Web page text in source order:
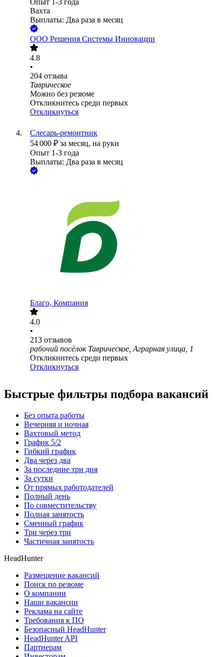
Опыт 1-3 года
Вахта
Выплаты: Два раза в месяц
ООО Решения Системы Инновации
4.8
•
204 отзыва
Таврическое
Можно без резюме
Откликнитесь среди первых
Откликнуться
Слесарь-ремонтник
54 000 ₽ за месяц, на руки
Опыт 1-3 года
Выплаты: Два раза в месяц
Благо, Компания
4.0
•
213 отзывов
рабочий посёлок Таврическое, Аграрная улица, 1
Откликнитесь среди первых
Откликнуться
Быстрые фильтры подбора вакансий
Без опыта работы
Вечерняя и ночная
Вахтовый метод
График 5/2
Гибкий график
Два через два
За последние три дня
За сутки
От прямых работодателей
Полный день
По совместительству
Полная занятость
Сменный график
Три через три
Частичная занятость
HeadHunter
Размещение вакансий
Поиск по резюме
О компании
Наши вакансии
Реклама на сайте
Требования к ПО
Безопасный HeadHunter
HeadHunter API
Партнерам